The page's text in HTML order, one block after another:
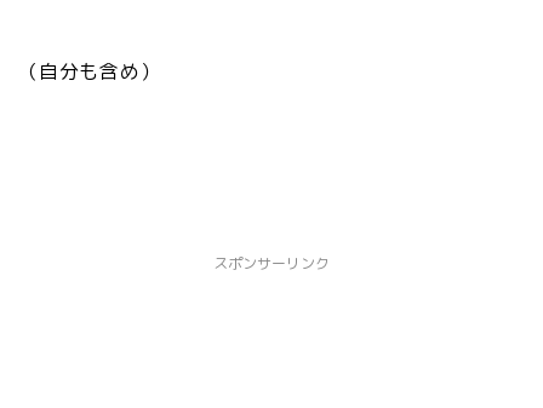
（自分も含め）
スポンサーリンク